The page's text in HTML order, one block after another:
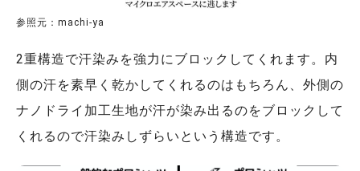
参照元：machi-ya
2重構造で汗染みを強力にブロックしてくれます。内
側の汗を素早く乾かしてくれるのはもちろん、外側の
ナノドライ加工生地が汗が染み出るのをブロックして
くれるので汗染みしずらいという構造です。